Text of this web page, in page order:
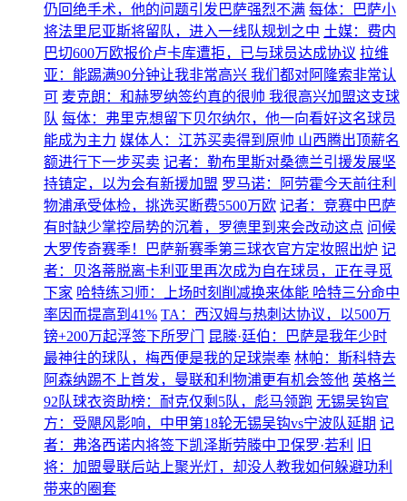
仍回绝手术，他的问题引发巴萨强烈不满 每体：巴萨小
将法里尼亚斯将留队，进入一线队规划之中 土媒：费内
巴切600万欧报价卢卡库遭拒，已与球员达成协议 拉维
亚：能踢满90分钟让我非常高兴 我们都对阿隆索非常认
可 麦克朗：和赫罗纳签约真的很帅 我很高兴加盟这支球
队 每体：弗里克想留下贝尔纳尔，他一向看好这名球员
能成为主力 媒体人：江苏买卖得到原帅 山西腾出顶薪名
额进行下一步买卖 记者：勒布里斯对桑德兰引援发展坚
持镇定，以为会有新援加盟 罗马诺：阿劳霍今天前往利
物浦承受体检，挑选买断费5500万欧 记者：竞赛中巴萨
有时缺少掌控局势的沉着，罗德里到来会改动这点 问候
大罗传奇赛季！巴萨新赛季第三球衣官方定妆照出炉 记
者：贝洛蒂脱离卡利亚里再次成为自在球员，正在寻觅
下家 哈特练习师：上场时刻削减换来体能 哈特三分命中
率因而提高到41% TA：西汉姆与热刺达协议，以500万
镑+200万起浮签下所罗门
昆滕·廷伯：巴萨是我年少时
最神往的球队，梅西便是我的足球崇奉 林帕：斯科特去
阿森纳踢不上首发，曼联和利物浦更有机会签他 英格兰
92队球衣资助榜：耐克仅剩5队，彪马领跑 无锡吴钩官
方：受飓风影响，中甲第18轮无锡吴钩vs宁波队延期 记
者：弗洛西诺内将签下凯泽斯劳滕中卫保罗·若利
旧
将：加盟曼联后站上聚光灯，却没人教我如何躲避功利
带来的圈套